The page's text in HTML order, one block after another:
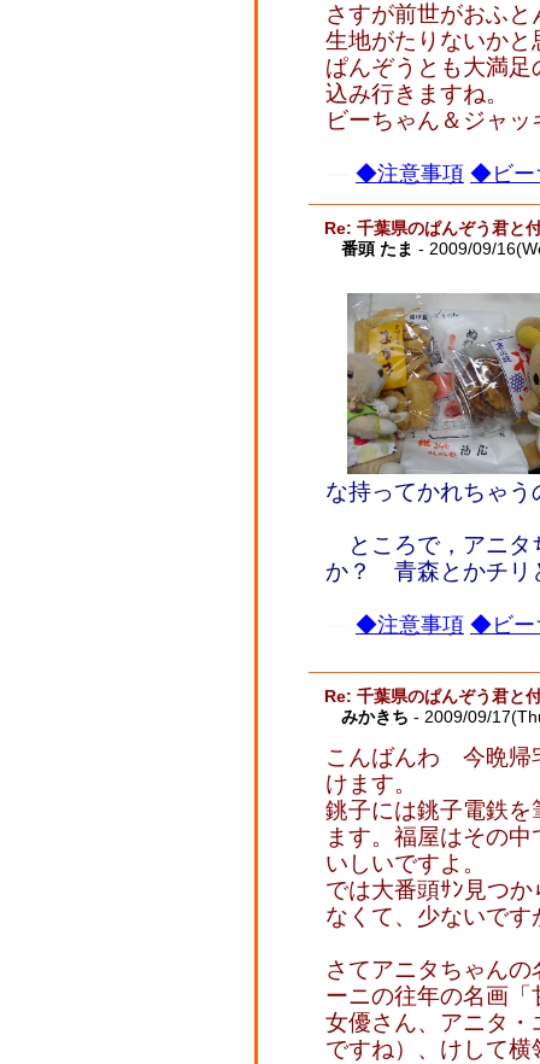
さすが前世がおふと
生地がたりないか
ぱんぞうとも大満
込み行きますね。
ビーちゃん＆ジャ
◆注意事項 ◆ビー
Re: 千葉県のぱんぞう君と
番頭 たま - 2009/09/
な持ってかれちゃう
ところで，アニタ
か？ 青森とかチリ
◆注意事項 ◆ビー
Re: 千葉県のぱんぞう君と
みかきち - 2009/09/
こんばんわ 今晩帰
けます。
銚子には銚子電鉄
ます。福屋はその
いしいですよ。
では大番頭ｻﾝ見つ
なくて、少ないで
さてアニタちゃん
ーニの往年の名画
女優さん、アニタ
ですね）、けして